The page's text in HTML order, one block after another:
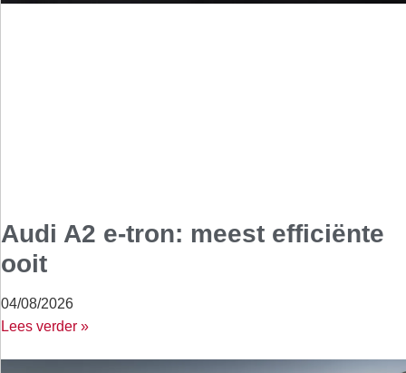
Audi A2 e-tron: meest efficiënte
ooit
04/08/2026
Lees verder »